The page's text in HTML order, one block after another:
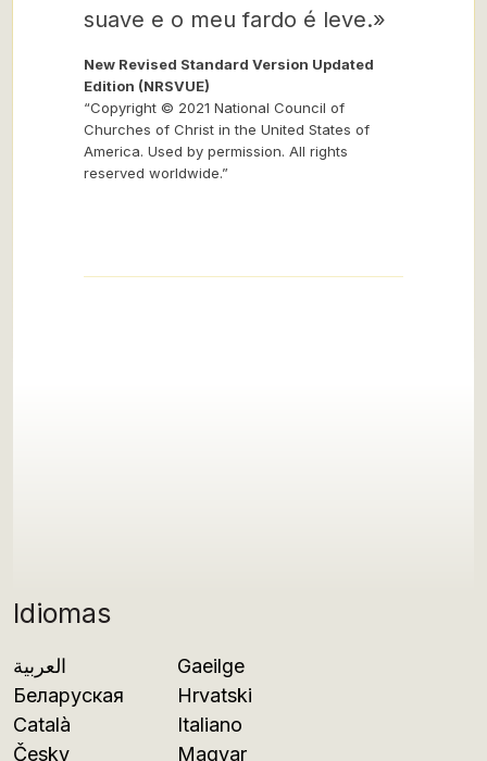
Idiomas
العربية
Беларуская
Català
Česky
Gaeilge
Hrvatski
Italiano
Magyar
suave e o meu fardo é leve.»
New Revised Standard Version Updated
Edition (NRSVUE)
“Copyright © 2021 National Council of
Churches of Christ in the United States of
America. Used by permission. All rights
reserved worldwide.”